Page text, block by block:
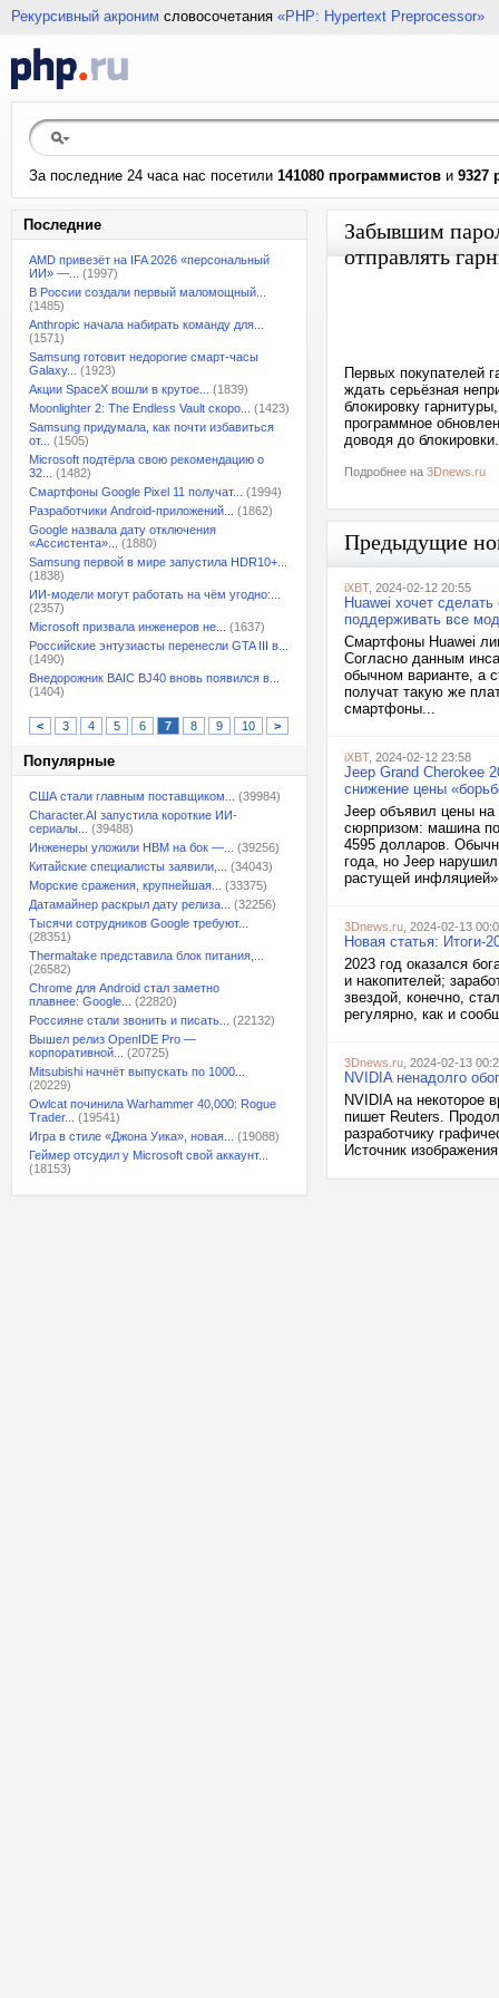
Рекурсивный акроним словосочетания «PHP: Hypertext Preprocessor»
За последние 24 часа нас посетили 141080 программистов и 9327
Последние
AMD привезёт на IFA 2026 «персональный
ИИ» —...
(1997)
В России создали первый маломощный...
(1485)
Anthropic начала набирать команду для...
(1571)
Samsung готовит недорогие смарт-часы
Galaxy...
(1923)
Акции SpaceX вошли в крутое...
(1839)
Moonlighter 2: The Endless Vault скоро...
(1423)
Samsung придумала, как почти избавиться
от...
(1505)
Microsoft подтёрла свою рекомендацию о
32...
(1482)
Смартфоны Google Pixel 11 получат...
(1994)
Разработчики Android-приложений...
(1862)
Google назвала дату отключения
«Ассистента»...
(1880)
Samsung первой в мире запустила HDR10+...
(1838)
ИИ-модели могут работать на чём угодно:...
(2357)
Microsoft призвала инженеров не...
(1637)
Российские энтузиасты перенесли GTA III в...
(1490)
Внедорожник BAIC BJ40 вновь появился в...
(1404)
< 3 4 5 6 7 8 9 10 >
Популярные
США стали главным поставщиком...
(39984)
Character.AI запустила короткие ИИ-
сериалы...
(39488)
Инженеры уложили HBM на бок —...
(39256)
Китайские специалисты заявили,...
(34043)
Морские сражения, крупнейшая...
(33375)
Датамайнер раскрыл дату релиза...
(32256)
Тысячи сотрудников Google требуют...
(28351)
Thermaltake представила блок питания,...
(26582)
Chrome для Android стал заметно
плавнее: Google...
(22820)
Россияне стали звонить и писать...
(22132)
Вышел релиз OpenIDE Pro —
корпоративной...
(20725)
Mitsubishi начнёт выпускать по 1000...
(20229)
Owlcat починила Warhammer 40,000: Rogue
Trader...
(19541)
Игра в стиле «Джона Уика», новая...
(19088)
Геймер отсудил у Microsoft свой аккаунт...
(18153)
Забывшим
отправлять
Первых покупателей
ждать серьёзная
блокировку
программное
доводя до
Подробнее на 3Dnews.ru
Предыдущие
iXBT, 2024-02-12 20:55
Huawei хочет
поддерживать все
Смартфоны Huawei
Согласно данным
обычном варианте, а
получат такую же
смартфоны...
iXBT, 2024-02-12 23:58
Jeep Grand Cherokee
снижение цены
Jeep объявил цены
сюрпризом: машина
4595 долларов.
года, но Jeep
растущей
3Dnews.ru , 2024-02-13
Новая статья: Итоги-
2023 год оказался
и накопителей;
звездой, конечно,
регулярно, как и
3Dnews.ru , 2024-02-13
NVIDIA ненадолго
NVIDIA на некоторое
пишет Reuters.
разработчику
Источник